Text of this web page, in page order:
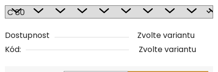
Dostupnost
Zvolte variantu
Kód:
Zvolte variantu